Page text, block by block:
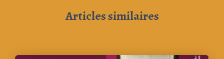
Articles similaires